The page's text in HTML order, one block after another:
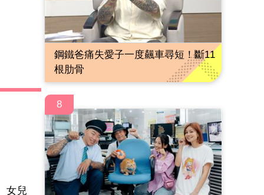
女兒
鋼鐵爸痛失愛子一度飆車尋短！斷11
根肋骨
8